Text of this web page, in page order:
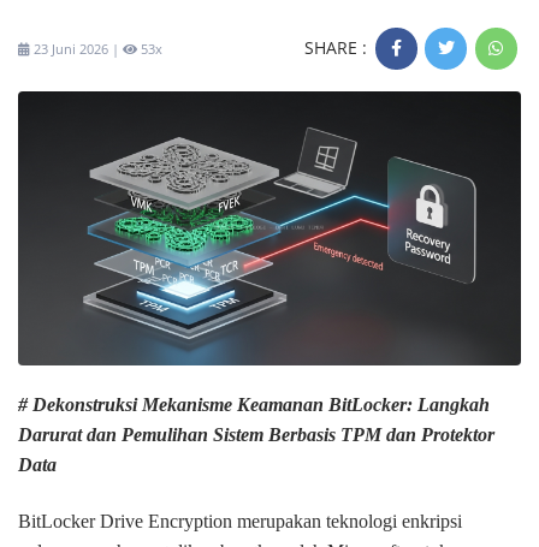
23 Juni 2026 | 53x SHARE :
# Dekonstruksi Mekanisme Keamanan BitLocker: Langkah
Darurat dan Pemulihan Sistem Berbasis TPM dan Protektor
Data
BitLocker Drive Encryption merupakan teknologi enkripsi